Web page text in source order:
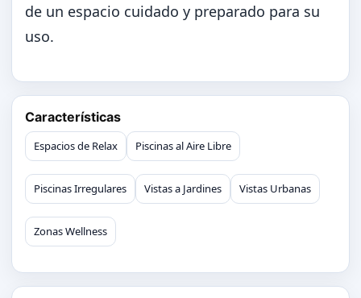
de un espacio cuidado y preparado para su
uso.
Características
Espacios de Relax Piscinas al Aire Libre
Piscinas Irregulares Vistas a Jardines Vistas Urbanas
Zonas Wellness